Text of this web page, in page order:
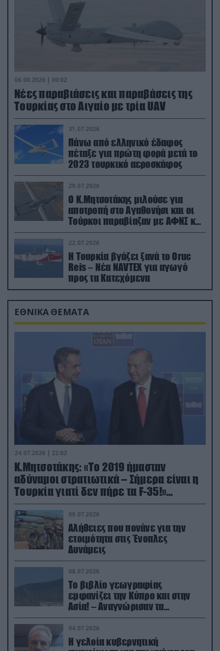
06.08.2026 | 00:02
Νέες παραβιάσεις και παραβάσεις της
Τουρκίας στο Αιγαίο με τρία UAV
31.07.2026
Πάνω από ελληνικό έδαφος
πέταξε για πρώτη φορά μετά το
2023 τουρκικό αεροσκάφος
29.07.2026
Ο Κ.Μητσοτάκης μιλούσε για
αποτροπή στο Αγαθονήσι και οι
Τούρκοι παραβίαζαν με ΑΦΝΣ και
drone
22.07.2026
Η Τουρκία βγάζει ξανά το Oruc
Reis – Νέα NAVTEX για αγωγό
προς τα Κατεχόμενα
ΕΘΝΙΚΑ ΘΕΜΑΤΑ
24.07.2026 | 22:02
Κ.Μητσοτάκης: «Το 2019 ήμασταν
αδύναμοι στρατιωτικά – Σήμερα είναι η
Τουρκία γιατί δεν πήρε τα F-35!»
(βίντεο)
09.07.2026
Αλήθειες που πονάνε για την
ετοιμότητα στις Ένοπλες
Δυνάμεις
08.07.2026
Το βιβλίο γεωγραφίας
εμφανίζει την Κύπρο και στην
Ασία! – Αναγνώρισαν τα
κατεχόμενα; (φωτο)
04.07.2026
Η γελοία κυβερνητική